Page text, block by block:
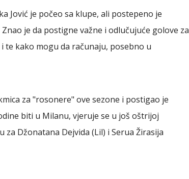
Jović je počeo sa klupe, ali postepeno je
je da postigne važne i odlučujuće golove za
te kako mogu da računaju, posebno u
za "rosonere" ove sezone i postigao je
biti u Milanu, vjeruje se u još oštrijoj
Džonatana Dejvida (Lil) i Serua Žirasija